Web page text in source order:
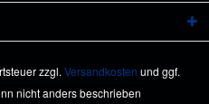
zzgl. Versandkosten und ggf.
nicht anders beschrieben